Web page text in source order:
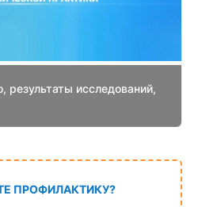
результаты исследований,
ПРОФИЛАКТИКУ?